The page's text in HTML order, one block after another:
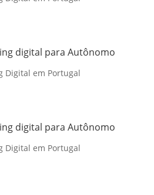
digital para Autônomo
Digital em Portugal
digital para Autônomo
Digital em Portugal